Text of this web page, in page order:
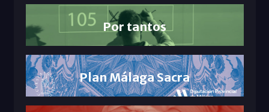
Por tantos
Plan Málaga Sacra